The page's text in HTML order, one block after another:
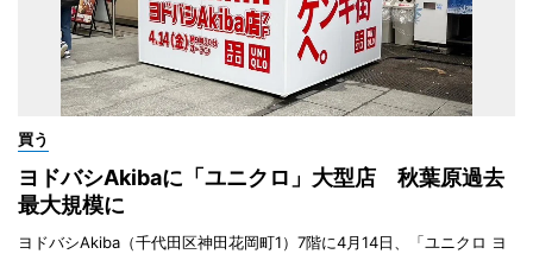
買う
ヨドバシAkibaに「ユニクロ」大型店 秋葉原過去
最大規模に
ヨドバシAkiba（千代田区神田花岡町1）7階に4月14日、「ユニクロ ヨ